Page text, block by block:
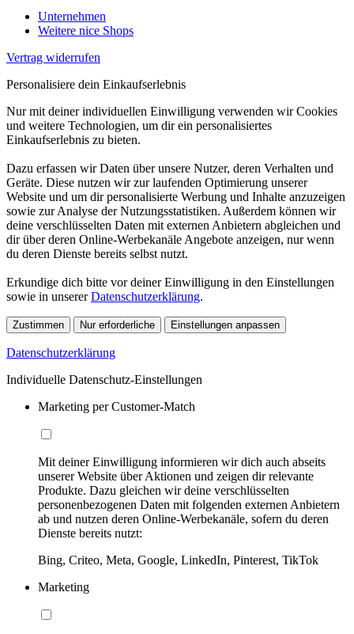
Unternehmen
Weitere nice Shops
Vertrag widerrufen
Personalisiere dein Einkaufserlebnis
Nur mit deiner individuellen Einwilligung verwenden wir Cookies
und weitere Technologien, um dir ein personalisiertes
Einkaufserlebnis zu bieten.
Dazu erfassen wir Daten über unsere Nutzer, deren Verhalten und
Geräte. Diese nutzen wir zur laufenden Optimierung unserer
Website und um dir personalisierte Werbung und Inhalte anzuzeigen
sowie zur Analyse der Nutzungsstatistiken. Außerdem können wir
deine verschlüsselten Daten mit externen Anbietern abgleichen und
dir über deren Online-Werbekanäle Angebote anzeigen, nur wenn
du deren Dienste bereits selbst nutzt.
Erkundige dich bitte vor deiner Einwilligung in den Einstellungen
sowie in unsererDatenschutzerklärung.
Zustimmen Nur erforderliche Einstellungen anpassen
Datenschutzerklärung
Individuelle Datenschutz-Einstellungen
Marketing per Customer-Match
Mit deiner Einwilligung informieren wir dich auch abseits
unserer Website über Aktionen und zeigen dir relevante
Produkte. Dazu gleichen wir deine verschlüsselten
personenbezogenen Daten mit folgenden externen Anbietern
ab und nutzen deren Online-Werbekanäle, sofern du deren
Dienste bereits nutzt:
Bing, Criteo, Meta, Google, LinkedIn, Pinterest, TikTok
Marketing